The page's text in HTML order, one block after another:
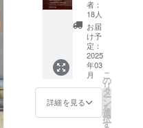
のお返
しはい
たしか
ねま
す。 ・
ドリン
クチ
ケット
の有効
期限は
示はお
届け商
品のラ
ベルに
表記さ
れま
す。 商
品開封
前には
ラス1脚
●限定ク
ラフト
ビール
350ml
缶 6本
(限定ス
ムー
ジー含
む2種×3
本) ●オ
者：
18人
お届
け予
定：
2025
年03
月
詳細を見る
こ
の
リ
タ
ー
ン
を
選
択
す